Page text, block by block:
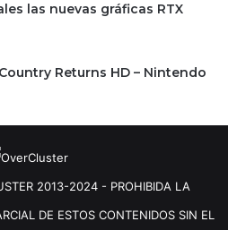
las nuevas gráficas RTX
Returns HD – Nintendo
2013-2024 - PROHIBIDA LA
DE ESTOS CONTENIDOS SIN EL